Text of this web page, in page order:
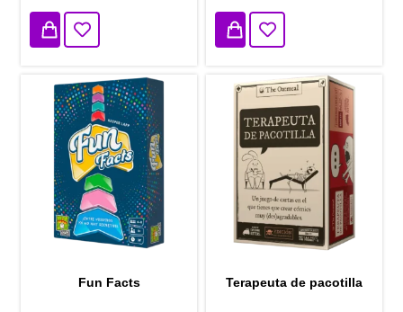
Fun Facts Terapeuta de pacotilla